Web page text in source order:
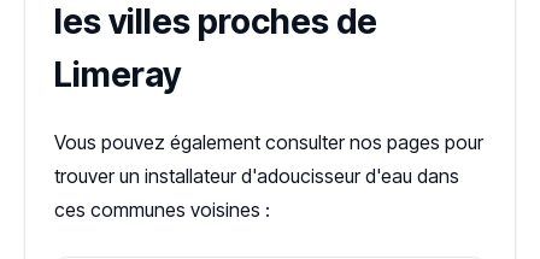
les villes proches de
Limeray
Vous pouvez également consulter nos pages pour
trouver un installateur d'adoucisseur d'eau dans
ces communes voisines :